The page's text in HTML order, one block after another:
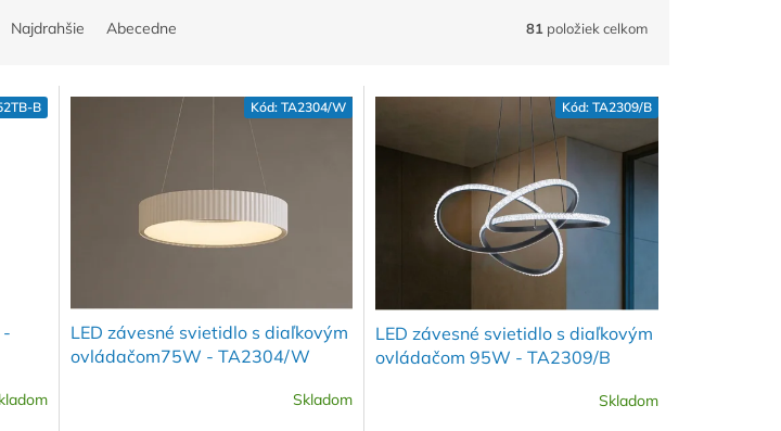
Najdrahšie Abecedne 81 položiek celkom
-
B
LED závesné svietidlo s diaľkovým
ovládačom75W - TA2304/W
Skladom
Kód: TA2304/W
LED závesné svietidlo s diaľkovým
ovládačom 95W - TA2309/B
Skladom
Kód: TA2309/B